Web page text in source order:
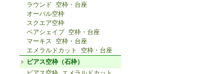
ラウンド 空枠・台座
オーバル空枠
スクエア空枠
ペアシェイプ 空枠・台座
マーキス 空枠・台座
エメラルドカット 空枠・台座
ピアス空枠（石枠）